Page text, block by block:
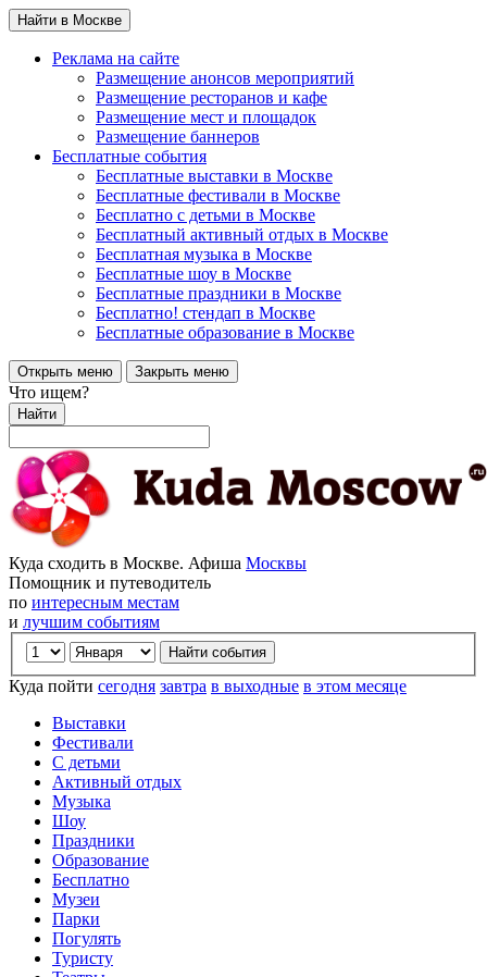
Найти в Москве
Реклама на сайте
Размещение анонсов мероприятий
Размещение ресторанов и кафе
Размещение мест и площадок
Размещение баннеров
Бесплатные события
Бесплатные выставки в Москве
Бесплатные фестивали в Москве
Бесплатно с детьми в Москве
Бесплатный активный отдых в Москве
Бесплатная музыка в Москве
Бесплатные шоу в Москве
Бесплатные праздники в Москве
Бесплатно! стендап в Москве
Бесплатные образование в Москве
Открыть меню Закрыть меню
Что ищем?
Найти
Куда сходить в Москве. Афиша Москвы
Помощник и путеводитель
по интересным местам
и лучшим событиям
Куда пойти сегодня завтра в выходные в этом месяце
Выставки
Фестивали
С детьми
Активный отдых
Музыка
Шоу
Праздники
Образование
Бесплатно
Музеи
Парки
Погулять
Туристу